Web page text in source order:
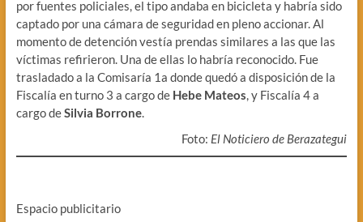
por fuentes policiales, el tipo andaba en bicicleta y habría sido
captado por una cámara de seguridad en pleno accionar. Al
momento de detención vestía prendas similares a las que las
víctimas refirieron. Una de ellas lo habría reconocido. Fue
trasladado a la Comisaría 1a donde quedó a disposición de la
Fiscalía en turno 3 a cargo de Hebe Mateos, y Fiscalía 4 a
cargo deSilvia Borrone.
Foto: El Noticiero de Berazategui
Espacio publicitario